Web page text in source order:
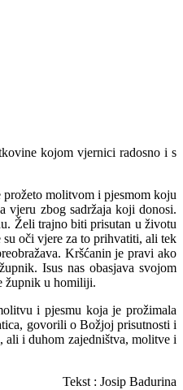
kojom vjernici radosno i s
molitvom i pjesmom koju
vjeru zbog sadržaja koji donosi.
Želi trajno biti prisutan u životu
oči vjere za to prihvatiti, ali tek
Kršćanin je pravi ako
Isus nas obasjava svojom
župnik u homiliji.
i pjesmu koja je prožimala
govorili o Božjoj prisutnosti i
ali i duhom zajedništva, molitve i
Tekst : Josip Badurina